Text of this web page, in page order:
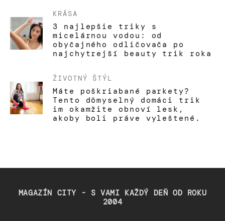
KRÁSA
3 najlepšie triky s
micelárnou vodou: od
obyčajného odličovača po
najchytrejší beauty trik roka
ŽIVOTNÝ ŠTÝL
Máte poškriabané parkety?
Tento dômyselný domáci trik
im okamžite obnoví lesk,
akoby boli práve vyleštené.
MAGAZÍN CITY - S VAMI KAŽDÝ DEŇ OD ROKU
2004